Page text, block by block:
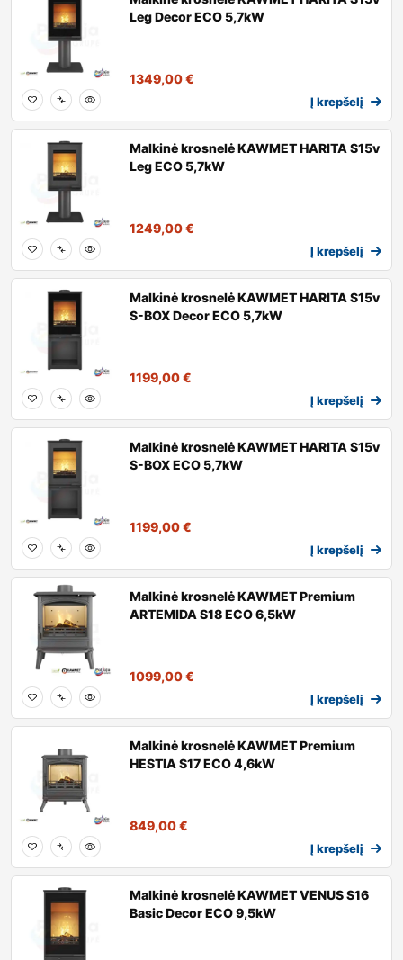
Leg Decor ECO 5,7kW
1349,00€
Į krepšelį
Malkinė krosnelė KAWMET HARITA S15v
Leg ECO 5,7kW
1249,00€
Į krepšelį
Malkinė krosnelė KAWMET HARITA S15v
S-BOX Decor ECO 5,7kW
1199,00€
Į krepšelį
Malkinė krosnelė KAWMET HARITA S15v
S-BOX ECO 5,7kW
1199,00€
Į krepšelį
Malkinė krosnelė KAWMET Premium
ARTEMIDA S18 ECO 6,5kW
1099,00€
Į krepšelį
Malkinė krosnelė KAWMET Premium
HESTIA S17 ECO 4,6kW
849,00€
Į krepšelį
Malkinė krosnelė KAWMET VENUS S16
Basic Decor ECO 9,5kW